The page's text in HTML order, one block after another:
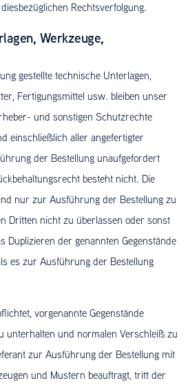
Rechtsverfolgung.
Werkzeuge,
gestellte technische Unterlagen,
Fertigungsmittel usw. bleiben unser
und sonstigen Schutzrechte
einschließlich aller angefertigter
der Bestellung unaufgefordert
besteht nicht. Die
nur zur Ausführung der Bestellung zu
Dritten nicht zu überlassen oder sonst
Duplizieren der genannten Gegenstände
es zur Ausführung der Bestellung
vorgenannte Gegenstände
unterhalten und normalen Verschleiß zu
zur Ausführung der Bestellung mit
und Mustern beauftragt, tritt der